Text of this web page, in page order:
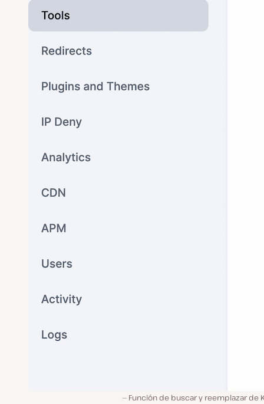
Función de buscar y reemplazar de